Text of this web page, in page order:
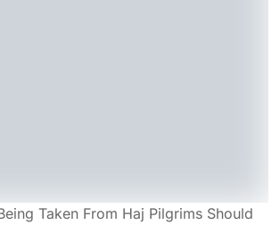
Taken From Haj Pilgrims Should